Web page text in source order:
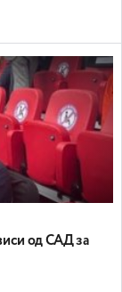
од САД за